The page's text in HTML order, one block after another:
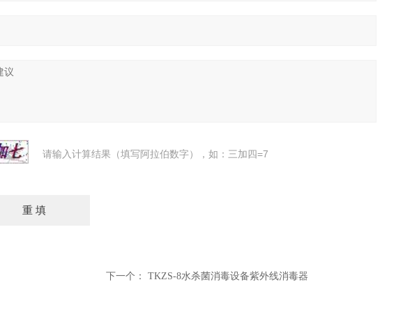
请输入计算结果（填写阿拉伯数字），如：三加四=7
下一个： TKZS-8水杀菌消毒设备紫外线消毒器